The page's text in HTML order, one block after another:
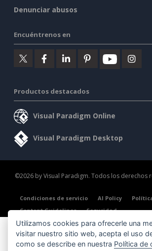
Denunciar abusos
Encuéntrenos en
Productos destacados
Visual Paradigm Online
Visual Paradigm Desktop
©2026 by Visual Paradigm. Todos los derechos
Condiciones de servicio AI Policy
Content Guidelines
Seguridad
Utilizamos cookies para ofrecerle una
visitar nuestro sitio web, acepta el uso
como se describe en nuestra Política de